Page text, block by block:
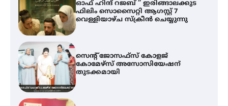
സെന്റ് ജോസഫ്സ് കോളജ്
കോമേഴ്‌സ് അസോസിയേഷന്
തുടക്കമായി
കോമേഴ്സ് എക്സ്പോയുമായി
എസ് എൻ ഹയർ സെക്കൻഡറി
വിദ്യാർത്ഥികൾ